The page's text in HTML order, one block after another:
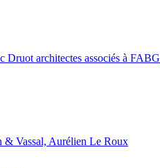
Druot architectes associés à FABG
& Vassal, Aurélien Le Roux